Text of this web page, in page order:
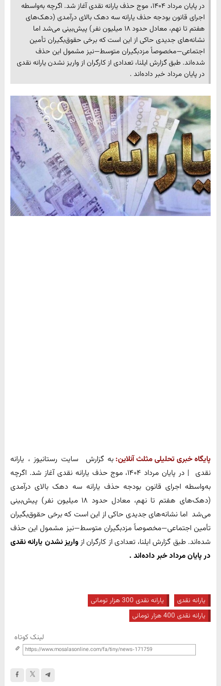
در پایان مرداد ۱۴۰۴، موج حذف یارانه نقدی آغاز شد. اگرچه به‌واسطه
اجرای قانون بودجه حذف یارانه سه دهک بالای درآمدی (دهک‌های
هفتم تا نهم، معادل حدود ۱۸ میلیون نفر) پیش‌بینی می‌شد اما
نشانه‌های جدیدی حاکی از این است که برخی حقوق‌بگیران تأمین
اجتماعی—مخصوصاً مزدبگیران متوسط—نیز مشمول این حذف
شده‌اند. طبق گزارش ایلنا، تعدادی از کارگران از واریز نشدن یارانه نقدی
در پایان مرداد خبر داده‌اند .
پایگاه خبری تحلیلی مثلث آنلاین: به گزارش سایت رستانیوز ، یارانه
نقدی | در پایان مرداد ۱۴۰۴، موج حذف یارانه نقدی آغاز شد. اگرچه
به‌واسطه اجرای قانون بودجه حذف یارانه سه دهک بالای درآمدی
(دهک‌های هفتم تا نهم، معادل حدود ۱۸ میلیون نفر) پیش‌بینی
می‌شد اما نشانه‌های جدیدی حاکی از این است که برخی حقوق‌بگیران
تأمین اجتماعی—مخصوصاً مزدبگیران متوسط—نیز مشمول این حذف
شده‌اند. طبق گزارش ایلنا، تعدادی از کارگران ازواریز نشدن یارانه نقدی
در پایان مرداد خبر داده‌اند .
یارانه نقدی
یارانه نقدی 300 هزار تومانی
یارانه نقدی 400 هزار تومانی
لینک کوتاه